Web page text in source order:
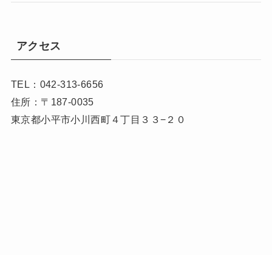
アクセス
TEL：042-313-6656
住所：〒187-0035
東京都小平市小川西町４丁目３３−２０